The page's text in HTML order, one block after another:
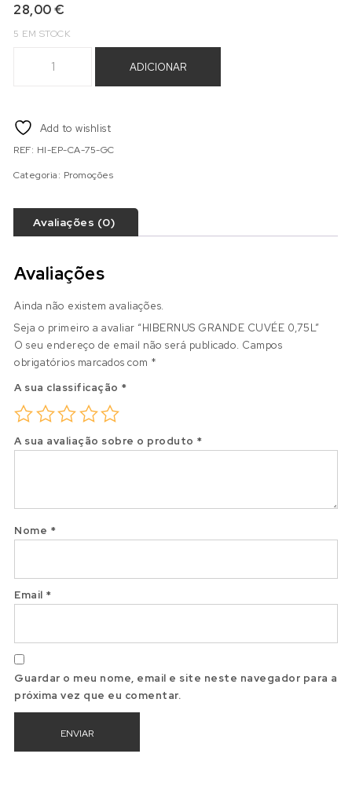
28,00€
5 EM STOCK
ADICIONAR
Add to wishlist
REF: HI-EP-CA-75-GC
Categoria: Promoções
Avaliações (0)
Avaliações
Ainda não existem avaliações.
Seja o primeiro a avaliar “HIBERNUS GRANDE CUVÉE 0,75L”
O seu endereço de email não será publicado. Campos
obrigatórios marcados com *
A sua classificação *
A sua avaliação sobre o produto *
Nome *
Email *
Guardar o meu nome, email e site neste navegador para a
próxima vez que eu comentar.